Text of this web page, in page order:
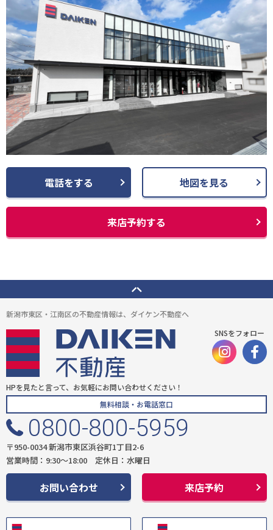
電話をする 地図を見る
来店予約する
新潟市東区・江南区の不動産情報は、ダイケン不動産へ
SNSをフォロー
HPを見たと言って、お気軽にお問い合わせください！
無料相談・お電話窓口
0800-800-5959
〒950-0034 新潟市東区浜谷町1丁目2-6
営業時間：9:30〜18:00 定休日：水曜日
お問い合わせ 来店予約